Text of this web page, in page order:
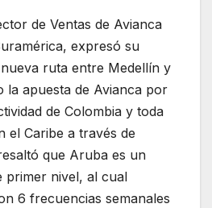
de Ventas de Avianca
expresó su
ruta entre Medellín y
la apuesta de Avianca por
de Colombia y toda
el Caribe a través de
que Aruba es un
primer nivel, al cual
6 frecuencias semanales